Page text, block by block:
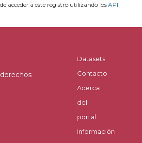
acceder a este registro utilizando los API
Datasets
Contacto
Acerca
del
portal
Información